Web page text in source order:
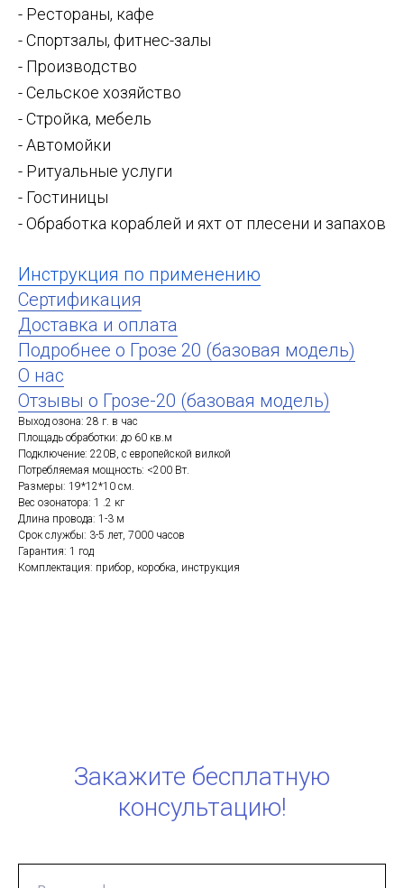
- Рестораны, кафе
- Спортзалы, фитнес-залы
- Производство
- Сельское хозяйство
- Стройка, мебель
- Автомойки
- Ритуальные услуги
- Гостиницы
- Обработка кораблей и яхт от плесени и запахов
Инструкция по применению
Сертификация
Доставка и оплата
Подробнее о Грозе 20 (базовая модель)
О нас
Отзывы о Грозе-20 (базовая модель)
Выход озона: 28 г. в час
Площадь обработки: до 60 кв.м
Подключение: 220В, с европейской вилкой
Потребляемая мощность: <200 Вт.
Размеры: 19*12*10 см.
Вес озонатора: 1 .2 кг
Длина провода: 1-3 м
Срок службы: 3-5 лет, 7000 часов
Гарантия: 1 год
Комплектация: прибор, коробка, инструкция
Закажите бесплатную
консультацию!